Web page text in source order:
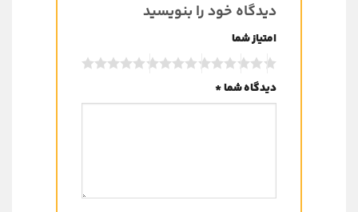
دیدگاه خود را بنویسید
امتیاز شما
دیدگاه شما*